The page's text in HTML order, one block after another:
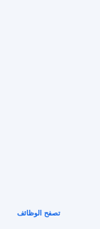
تصفح الوظائف